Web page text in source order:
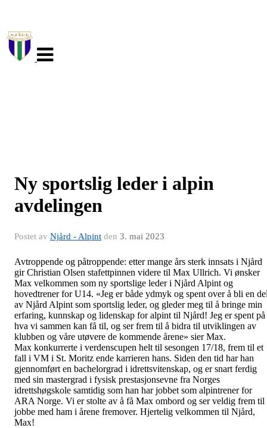
navigasjon
Ny sportslig leder i alpin
avdelingen
Postet av Njård - Alpint den 3. mai 2023
Avtroppende og påtroppende: etter mange års sterk innsats i Njård
gir Christian Olsen stafettpinnen videre til Max Ullrich. Vi ønsker
Max velkommen som ny sportslige leder i Njård Alpint og
hovedtrener for U14. «Jeg er både ydmyk og spent over å bli en
av Njård Alpint som sportslig leder, og gleder meg til å bringe min
erfaring, kunnskap og lidenskap for alpint til Njård! Jeg er spent på
hva vi sammen kan få til, og ser frem til å bidra til utviklingen av
klubben og våre utøvere de kommende årene» sier Max.
Max konkurrerte i verdenscupen helt til sesongen 17/18, frem til et
fall i VM i St. Moritz ende karrieren hans. Siden den tid har han
gjennomført en bachelorgrad i idrettsvitenskap, og er snart ferdig
med sin mastergrad i fysisk prestasjonsevne fra Norges
idrettshøgskole samtidig som han har jobbet som alpintrener for
ARA Norge. Vi er stolte av å få Max ombord og ser veldig frem til
jobbe med ham i årene fremover. Hjertelig velkommen til Njård,
Max!